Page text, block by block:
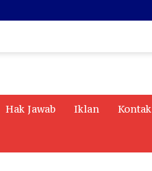
Hak Jawab Iklan Kontak